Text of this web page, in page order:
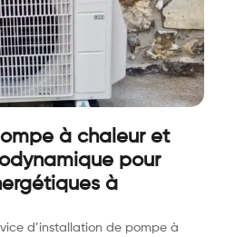
à chaleur et
pour
à
d’installation de pompe à